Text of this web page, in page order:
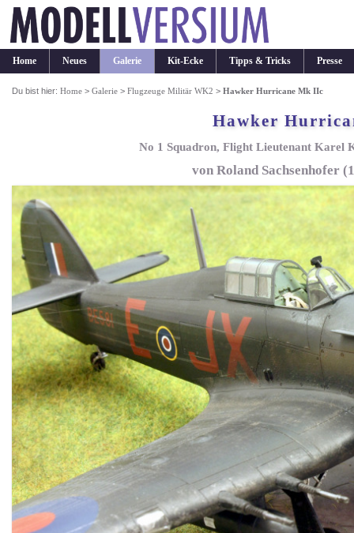
Home Neues Galerie Kit-Ecke Tipps & Tricks Presse
Du bist hier:Home >Galerie >Flugzeuge Militär WK2 >Hawker Hurricane Mk IIc
Hawker
No 1 Squadron, Flight Lieutenant Karel
von Roland Sachsenhofer